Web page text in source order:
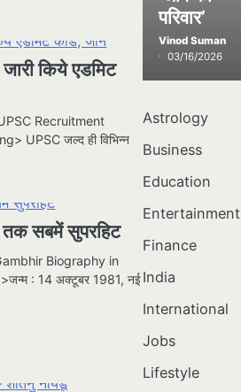
किये एडमिट
Recruitment
UPSC जल्द ही विभिन्न
तक सबमें सुपरहिट
Biography in
: 14 अक्टूबर 1981, नई
परिवार’
Vinod Suman
03/16/2026
Astrology
Business
Education
Entertainment
Finance
India
International
Jobs
Lifestyle